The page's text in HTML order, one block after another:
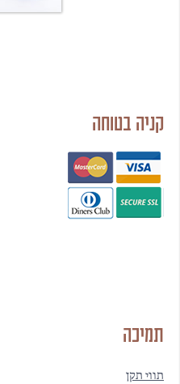
קניה בטוחה
תמיכה
תווי תקן